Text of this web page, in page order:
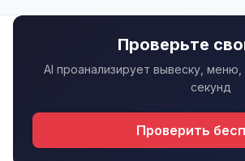
Проверьте
AI проанализирует вывеску,
секунд
Проверить